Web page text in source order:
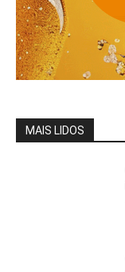
MAIS LIDOS